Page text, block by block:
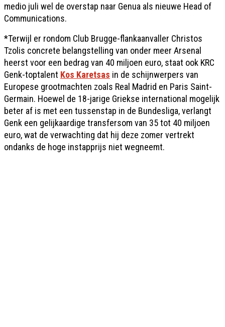
medio juli wel de overstap naar Genua als nieuwe Head of
Communications.
*Terwijl er rondom Club Brugge-flankaanvaller Christos
Tzolis concrete belangstelling van onder meer Arsenal
heerst voor een bedrag van 40 miljoen euro, staat ook KRC
Genk-toptalent Kos Karetsas in de schijnwerpers van
Europese grootmachten zoals Real Madrid en Paris Saint-
Germain. Hoewel de 18-jarige Griekse international mogelijk
beter af is met een tussenstap in de Bundesliga, verlangt
Genk een gelijkaardige transfersom van 35 tot 40 miljoen
euro, wat de verwachting dat hij deze zomer vertrekt
ondanks de hoge instapprijs niet wegneemt.